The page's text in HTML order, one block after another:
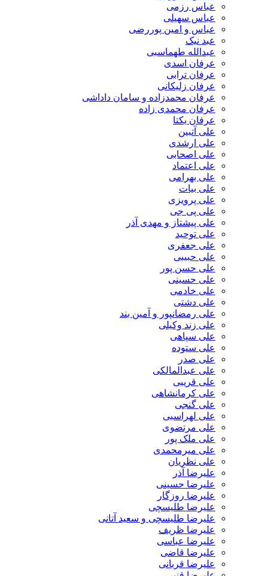
عباس رزمی
عباس سهیلی
عباس و امین پوررضی
عبد نیک
عبدالله طهماسبی‎
عرفان اسدی
عرفان ترابی
عرفان زلیکانی
عرفان محمدزاده و سامان داداشی
عرفان محمدی زاده
عرفان یکتا
علی آتبین
علی ارشدی
علی اصحابی
علی اعتماد
علی بهرامی
علی بیات
علی پرویزی
علی پی جی
علی پیشتاز و مهدی آذر
علی توحید
علی جعفری
علی حبیبی
علی حسن پور
علی حسینی
علی خادمی
علی دشتی
علی رمضانپور و آمین بند
علی زند وکیلی
علی سپاهی
علی ستوده
علی صدر
علی عبدالمالکی
علی قریبی
علی کرمانشاهی
علی گنجی
علی لهراسبی
علی مرتضوی
علی ملک پور
علی میرمحمدی
علی نظریان
علیرضا آذر
علیرضا حسینی
علیرضا روزگار
علیرضا طلیسچی
علیرضا طلیسچی و سعید آتانی
علیرضا ظریف
علیرضا عباسی
علیرضا قاضی
علیرضا قربانی